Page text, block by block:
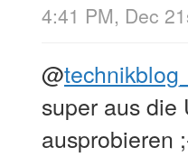
4:41 PM, Dec
@
super aus die
ausprobieren